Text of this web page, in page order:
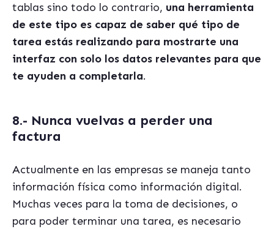
tablas sino todo lo contrario, una herramienta
de este tipo es capaz de saber qué tipo de
tarea estás realizando para mostrarte una
interfaz con solo los datos relevantes para que
te ayuden a completarla.
8.- Nunca vuelvas a perder una
factura
Actualmente en las empresas se maneja tanto
información física como información digital.
Muchas veces para la toma de decisiones, o
para poder terminar una tarea, es necesario